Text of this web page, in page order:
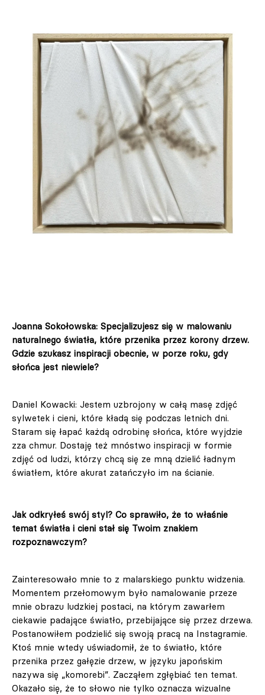
Joanna Sokołowska: Specjalizujesz się w malowaniu
naturalnego światła, które przenika przez korony drzew.
Gdzie szukasz inspiracji obecnie, w porze roku, gdy
słońca jest niewiele?
Daniel Kowacki: Jestem uzbrojony w całą masę zdjęć
sylwetek i cieni, które kładą się podczas letnich dni.
Staram się łapać każdą odrobinę słońca, które wyjdzie
zza chmur. Dostaję też mnóstwo inspiracji w formie
zdjęć od ludzi, którzy chcą się ze mną dzielić ładnym
światłem, które akurat zatańczyło im na ścianie.
Jak odkryłeś swój styl? Co sprawiło, że to właśnie
temat światła i cieni stał się Twoim znakiem
rozpoznawczym?
Zainteresowało mnie to z malarskiego punktu widzenia.
Momentem przełomowym było namalowanie przeze
mnie obrazu ludzkiej postaci, na którym zawarłem
ciekawie padające światło, przebijające się przez drzewa.
Postanowiłem podzielić się swoją pracą na Instagramie.
Ktoś mnie wtedy uświadomił, że to światło, które
przenika przez gałęzie drzew, w języku japońskim
nazywa się „komorebi”. Zacząłem zgłębiać ten temat.
Okazało się, że to słowo nie tylko oznacza wizualne